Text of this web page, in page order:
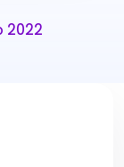
2022